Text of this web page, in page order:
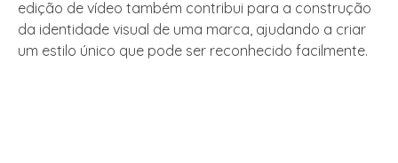
edição de vídeo também contribui para a construção
da identidade visual de uma marca, ajudando a criar
um estilo único que pode ser reconhecido facilmente.